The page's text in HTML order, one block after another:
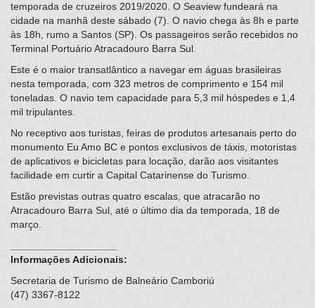
temporada de cruzeiros 2019/2020. O Seaview fundeará na
cidade na manhã deste sábado (7). O navio chega às 8h e parte
às 18h, rumo a Santos (SP). Os passageiros serão recebidos no
Terminal Portuário Atracadouro Barra Sul.
Este é o maior transatlântico a navegar em águas brasileiras
nesta temporada, com 323 metros de comprimento e 154 mil
toneladas. O navio tem capacidade para 5,3 mil hóspedes e 1,4
mil tripulantes.
No receptivo aos turistas, feiras de produtos artesanais perto do
monumento Eu Amo BC e pontos exclusivos de táxis, motoristas
de aplicativos e bicicletas para locação, darão aos visitantes
facilidade em curtir a Capital Catarinense do Turismo.
Estão previstas outras quatro escalas, que atracarão no
Atracadouro Barra Sul, até o último dia da temporada, 18 de
março.
Informações Adicionais:
Secretaria de Turismo de Balneário Camboriú
(47) 3367-8122